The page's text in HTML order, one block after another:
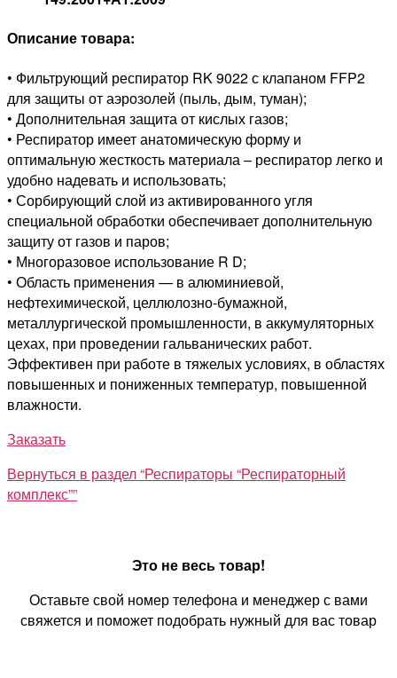
Описание товара:
• Фильтрующий респиратор RK 9022 с клапаном FFP2
для защиты от аэрозолей (пыль, дым, туман);
• Дополнительная защита от кислых газов;
• Респиратор имеет анатомическую форму и
оптимальную жесткость материала – респиратор легко и
удобно надевать и использовать;
• Сорбирующий слой из активированного угля
специальной обработки обеспечивает дополнительную
защиту от газов и паров;
• Многоразовое использование R D;
• Область применения — в алюминиевой,
нефтехимической, целлюлозно-бумажной,
металлургической промышленности, в аккумуляторных
цехах, при проведении гальванических работ.
Эффективен при работе в тяжелых условиях, в областях
повышенных и пониженных температур, повышенной
влажности.
Заказать
Вернуться в раздел “Респираторы “Респираторный
комплекс””
Это не весь товар!
Оставьте свой номер телефона и менеджер с вами
свяжется и поможет подобрать нужный для вас товар